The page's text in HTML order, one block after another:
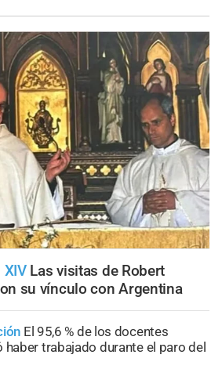
Las visitas de Robert
su vínculo con Argentina
El 95,6 % de los docentes
trabajado durante el paro del